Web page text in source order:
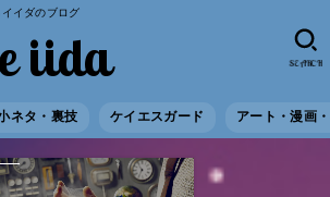
イダのブログ
iida
ネタ・裏技 ケイエスガード アート・漫画
SEARCH